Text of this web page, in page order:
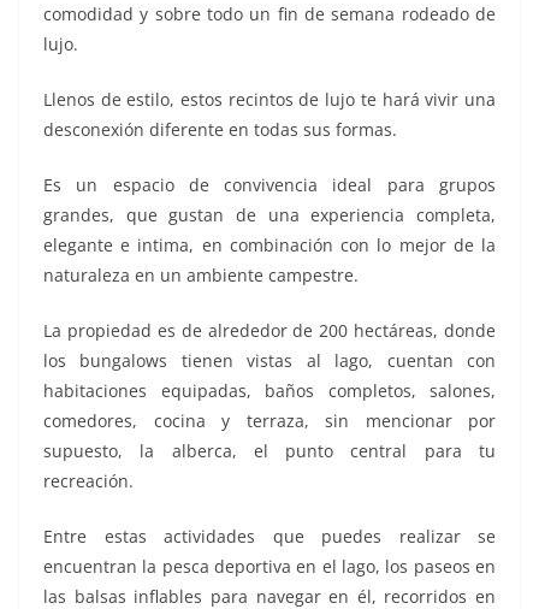
comodidad y sobre todo un fin de semana rodeado de
lujo.
Llenos de estilo, estos recintos de lujo te hará vivir una
desconexión diferente en todas sus formas.
Es un espacio de convivencia ideal para grupos
grandes, que gustan de una experiencia completa,
elegante e intima, en combinación con lo mejor de la
naturaleza en un ambiente campestre.
La propiedad es de alrededor de 200 hectáreas, donde
los bungalows tienen vistas al lago, cuentan con
habitaciones equipadas, baños completos, salones,
comedores, cocina y terraza, sin mencionar por
supuesto, la alberca, el punto central para tu
recreación.
Entre estas actividades que puedes realizar se
encuentran la pesca deportiva en el lago, los paseos en
las balsas inflables para navegar en él, recorridos en